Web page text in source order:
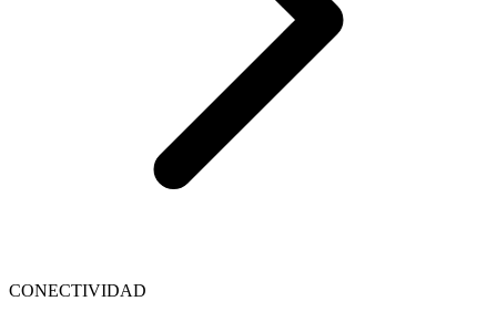
CONECTIVIDAD